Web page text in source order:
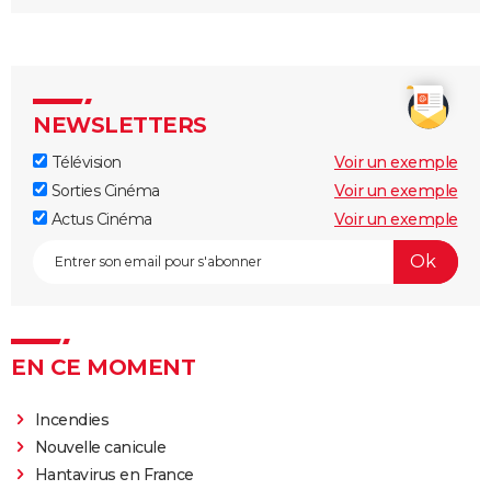
NEWSLETTERS
Télévision
Voir un exemple
Sorties Cinéma
Voir un exemple
Actus Cinéma
Voir un exemple
EN CE MOMENT
Incendies
Nouvelle canicule
Hantavirus en France